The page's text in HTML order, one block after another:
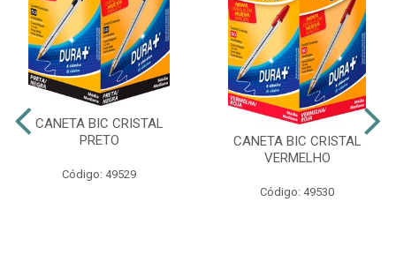
CANETA BIC CRISTAL
PRETO
Código: 49529
CANETA BIC CRISTAL
VERMELHO
Código: 49530